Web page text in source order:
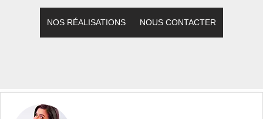
NOS RÉALISATIONS NOUS CONTACTER